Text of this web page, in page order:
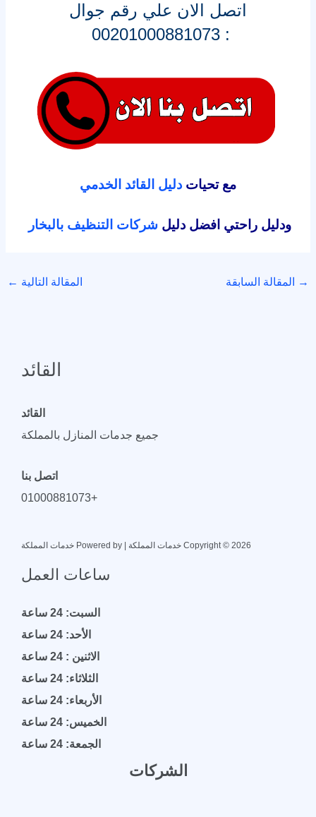
اتصل الان علي رقم جوال
: 00201000881073
مع تحيات دليل القائد الخدمي
ودليل راحتي افضل دليل شركات التنظيف بالبخار
→ المقالة السابقة المقالة التالية ←
القائد
القائد
جميع جدمات المنازل بالمملكة
اتصل بنا
+01000881073
Copyright © 2026 خدمات المملكة | Powered by خدمات المملكة
ساعات العمل
السبت: 24 ساعة
الأحد: 24 ساعة
الاثنين : 24 ساعة
الثلاثاء: 24 ساعة
الأربعاء: 24 ساعة
الخميس: 24 ساعة
الجمعة: 24 ساعة
الشركات